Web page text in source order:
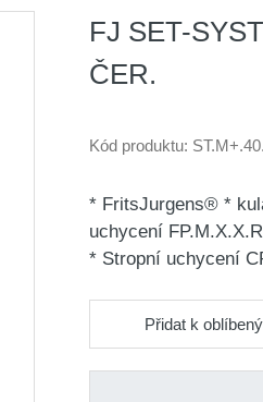
FJ SET-
ČER.
Kód produktu:
* FritsJurgens® *
uchycení
* Stropní uchycení
Přidat k